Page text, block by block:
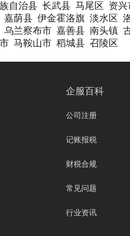
自治县 长武县 马尾区 资兴
嘉荫县 伊金霍洛旗 淡水区
乌兰察布市 嘉善县 南头镇
马鞍山市 稻城县 召陵区
企服百科
公司注册
记账报税
财税合规
常见问题
行业资讯